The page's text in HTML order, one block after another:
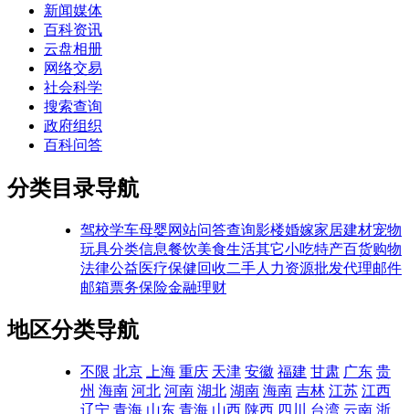
新闻媒体
百科资讯
云盘相册
网络交易
社会科学
搜索查询
政府组织
百科问答
分类目录导航
驾校学车母婴网站问答查询影楼婚嫁家居建材宠物
玩具分类信息餐饮美食生活其它小吃特产百货购物
法律公益医疗保健回收二手人力资源批发代理邮件
邮箱票务保险金融理财
地区分类导航
不限 北京 上海 重庆 天津 安徽 福建 甘肃 广东 贵
州 海南 河北 河南 湖北 湖南 海南 吉林 江苏 江西
辽宁 青海 山东 青海 山西 陕西 四川 台湾 云南 浙